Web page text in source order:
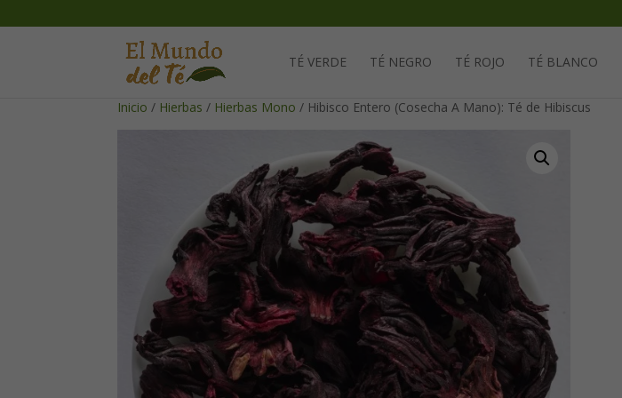
TÉ VERDE TÉ NEGRO TÉ ROJO TÉ BLANCO
Inicio / Hierbas / Hierbas Mono / Hibisco Entero (Cosecha A Mano): Té de Hibiscus